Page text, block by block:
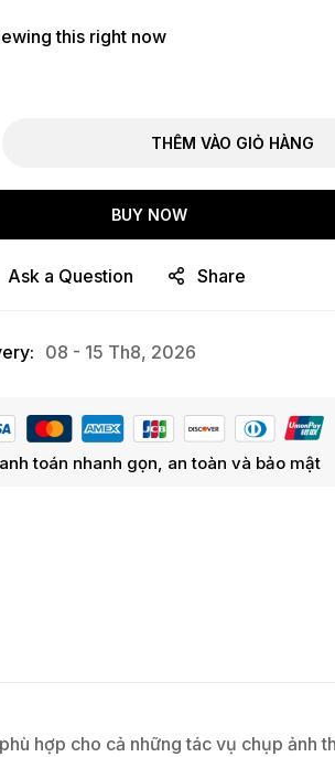
this right now
THÊM VÀO GIỎ HÀNG
BUY NOW
Ask a Question Share
08 - 15 Th8, 2026
toán nhanh gọn, an toàn và bảo mật
hợp cho cả những tác vụ chụp ảnh